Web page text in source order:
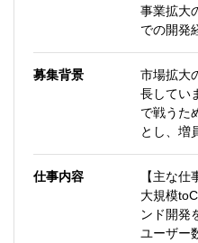
事業拡大
での開発
募集背景
市場拡大
長してい
で戦うた
とし、増
仕事内容
【主な仕
大規模
ンド開発
ユーザー